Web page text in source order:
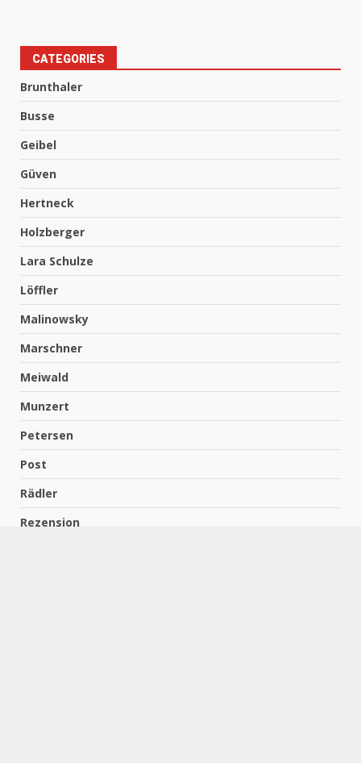
CATEGORIES
Brunthaler
Busse
Geibel
Güven
Hertneck
Holzberger
Lara Schulze
Löffler
Malinowsky
Marschner
Meiwald
Munzert
Petersen
Post
Rädler
Rezension